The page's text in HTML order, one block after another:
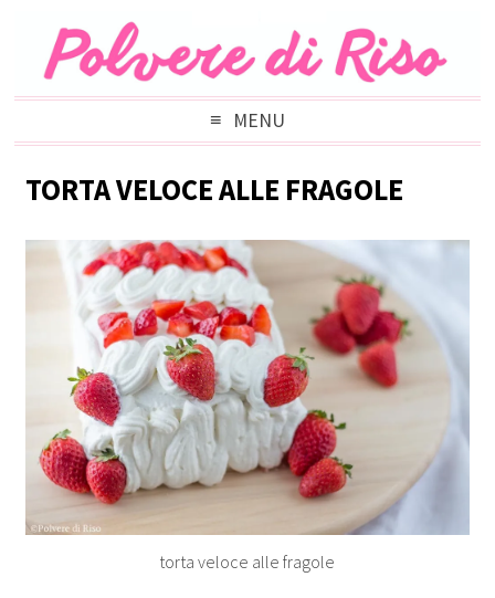
MENU
TORTA VELOCE ALLE FRAGOLE
torta veloce alle fragole